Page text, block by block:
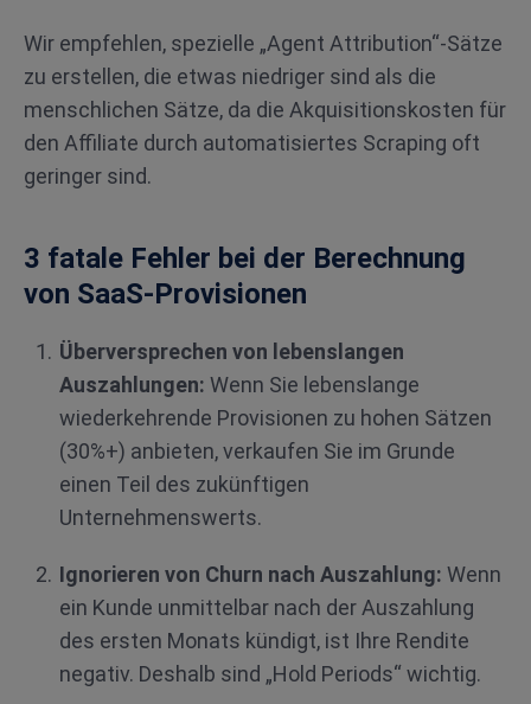
Wir empfehlen, spezielle „Agent Attribution“-Sätze
zu erstellen, die etwas niedriger sind als die
menschlichen Sätze, da die Akquisitionskosten für
den Affiliate durch automatisiertes Scraping oft
geringer sind.
3 fatale Fehler bei der Berechnung
von SaaS-Provisionen
Überversprechen von lebenslangen
Auszahlungen: Wenn Sie lebenslange
wiederkehrende Provisionen zu hohen Sätzen
(30%+) anbieten, verkaufen Sie im Grunde
einen Teil des zukünftigen
Unternehmenswerts.
Ignorieren von Churn nach Auszahlung: Wenn
ein Kunde unmittelbar nach der Auszahlung
des ersten Monats kündigt, ist Ihre Rendite
negativ. Deshalb sind „Hold Periods“ wichtig.